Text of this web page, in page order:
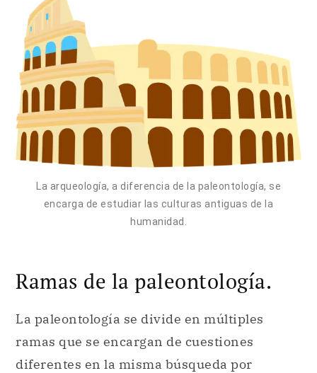
La arqueología, a diferencia de la paleontología, se
encarga de estudiar las culturas antiguas de la
humanidad.
Ramas de la paleontología.
La paleontología se divide en múltiples
ramas que se encargan de cuestiones
diferentes en la misma búsqueda por